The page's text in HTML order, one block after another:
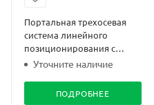
Портальная трехосевая
система линейного
позиционирования с
сервоприводами EtherCAT
Уточните наличие
ПОДРОБНЕЕ